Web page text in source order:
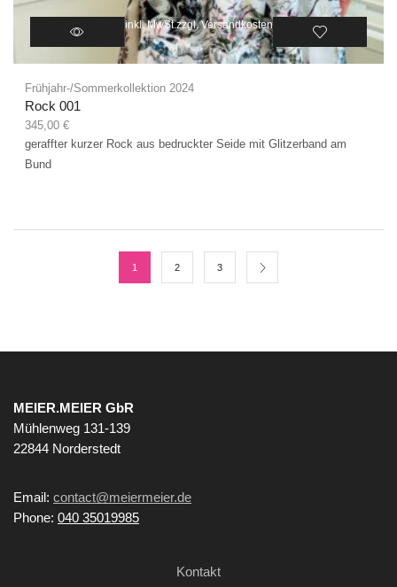
inkl. MwSt.zzgl.Versandkosten
Frühjahr-/Sommerkollektion 2024
Rock 001
345,00 €
geraffter kurzer Rock aus bedruckter Seide mit Glitzerband am
Bund
1 2 3
MEIER.MEIER GbR
Mühlenweg 131-139
22844 Norderstedt
Email: contact@meiermeier.de
Phone: 040 35019985
Kontakt